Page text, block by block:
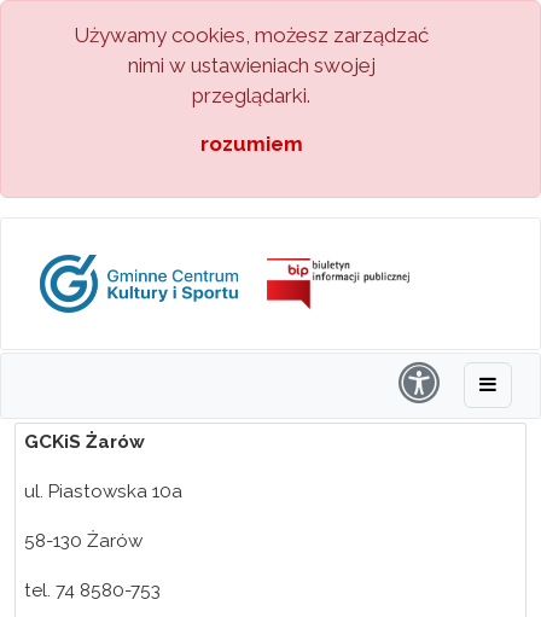
Używamy cookies, możesz zarządzać
nimi w ustawieniach swojej
przeglądarki.
rozumiem
GCKiS Żarów
ul. Piastowska 10a
58-130 Żarów
tel. 74 8580-753